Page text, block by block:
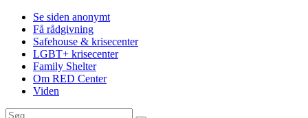
Se siden anonymt
Få rådgivning
Safehouse & krisecenter
LGBT+ krisecenter
Family Shelter
Om RED Center
Viden